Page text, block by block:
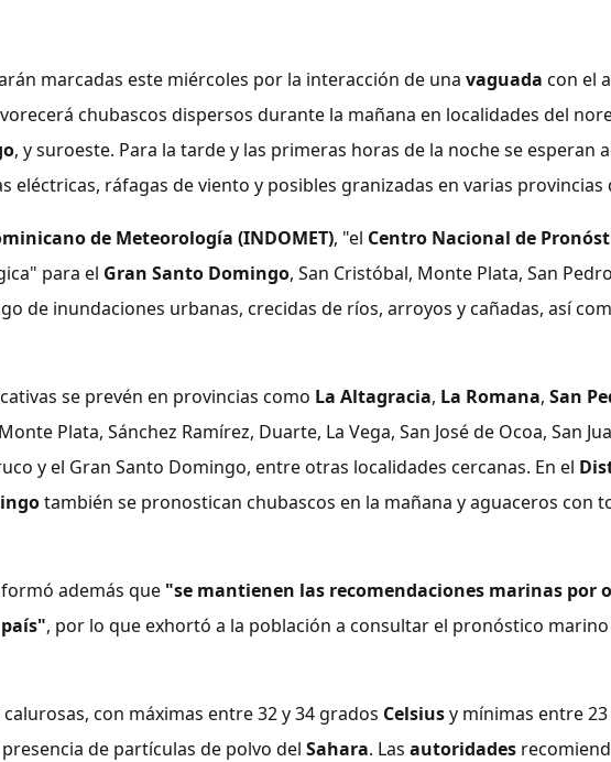
marcadas este miércoles por la interacción de una vaguada con el
chubascos dispersos durante la mañana en localidades del
, y suroeste. Para la tarde y las primeras horas de la noche se esperan
eléctricas, ráfagas de viento y posibles granizadas en varias provincias
de Meteorología (INDOMET), "el Centro Nacional de
para el Gran Santo Domingo, San Cristóbal, Monte Plata, San
de inundaciones urbanas, crecidas de ríos, arroyos y cañadas, así
se prevén en provincias como La Altagracia, La Romana, San
Plata, Sánchez Ramírez, Duarte, La Vega, San José de Ocoa, San
y el Gran Santo Domingo, entre otras localidades cercanas. En el
también se pronostican chubascos en la mañana y aguaceros con
además que "se mantienen las recomendaciones marinas por
, por lo que exhortó a la población a consultar el pronóstico
con máximas entre 32 y 34 grados Celsiusy mínimas entre
de partículas de polvo del Sahara. Las autoridades